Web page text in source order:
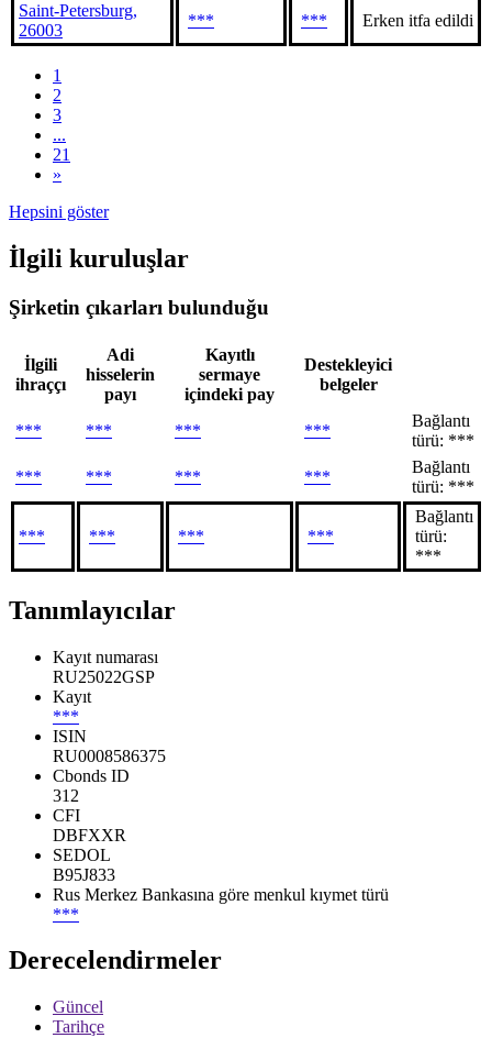
Saint-Petersburg,
26003
*** *** Erken itfa edildi
1
2
3
...
21
»
Hepsini göster
İlgili kuruluşlar
Şirketin çıkarları bulunduğu
İlgili
ihraççı
Adi
hisselerin
payı
Kayıtlı
sermaye
içindeki pay
Destekleyici
belgeler
*** *** *** ***
Bağlantı
türü: ***
***
*** *** ***
Bağlantı
türü: ***
*** *** *** ***
Bağlantı
türü:
***
Tanımlayıcılar
Kayıt numarası
RU25022GSP
Kayıt
***
ISIN
RU0008586375
Cbonds ID
312
CFI
DBFXXR
SEDOL
B95J833
Rus Merkez Bankasına göre menkul kıymet türü
***
Derecelendirmeler
Güncel
Tarihçe